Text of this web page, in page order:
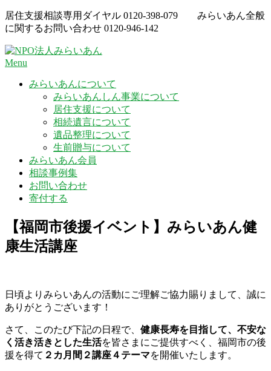
Skip
to
content
居住支援相談専用ダイヤル 0120-398-079
みらいあん全般
に関するお問い合わせ 0120-946-142
Menu
みらいあんについて
みらいあんしん事業について
居住支援について
相続遺言について
遺品整理について
生前贈与について
みらいあん会員
相談事例集
お問い合わせ
寄付する
【福岡市後援イベント】みらいあん健
康生活講座
日頃よりみらいあんの活動にご理解ご協力賜りまして、誠に
ありがとうございます！
さて、このたび下記の日程で、 健康長寿を目指して、不安な
く活き活きとした生活を皆さまにご提供すべく、福岡市の後
援を得て ２カ月間２講座４テーマを開催いたします。